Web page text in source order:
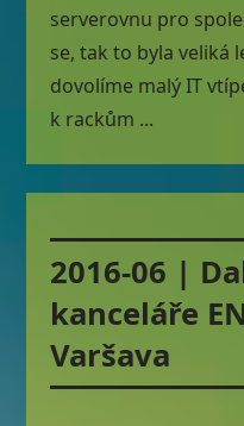
serverovnu pro
se, tak to byla veliká
dovolíme malý IT
k rackům ...
2016-06 |
kanceláře
Varšava